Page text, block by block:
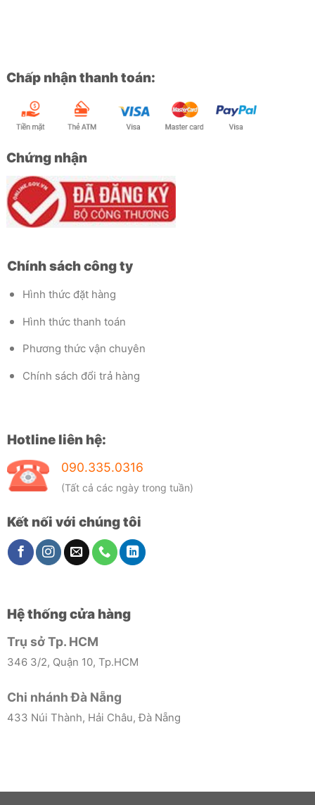
Chấp nhận thanh toán:
Chứng nhận
Chính sách công ty
Hình thức đặt hàng
Hình thức thanh toán
Phương thức vận chuyên
Chính sách đổi trả hàng
Hotline liên hệ:
090.335.0316
(Tất cả các ngày trong tuần)
Kết nối với chúng tôi
Hệ thống cửa hàng
Trụ sở Tp. HCM
346 3/2, Quận 10, Tp.HCM
Chi nhánh Đà Nẵng
433 Núi Thành, Hải Châu, Đà Nẵng